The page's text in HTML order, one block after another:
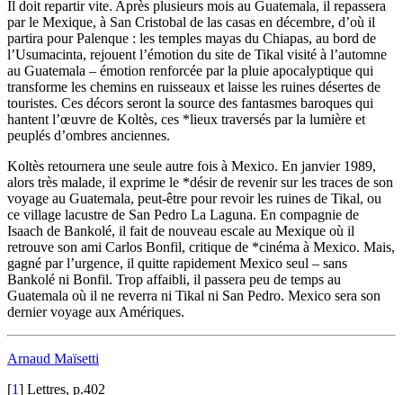
Il doit repartir vite. Après plusieurs mois au Guatemala, il repassera
par le Mexique, à San Cristobal de las casas en décembre, d’où il
partira pour Palenque : les temples mayas du Chiapas, au bord de
l’Usumacinta, rejouent l’émotion du site de Tikal visité à l’automne
au Guatemala – émotion renforcée par la pluie apocalyptique qui
transforme les chemins en ruisseaux et laisse les ruines désertes de
touristes. Ces décors seront la source des fantasmes baroques qui
hantent l’œuvre de Koltès, ces *lieux traversés par la lumière et
peuplés d’ombres anciennes.
Koltès retournera une seule autre fois à Mexico. En janvier 1989,
alors très malade, il exprime le *désir de revenir sur les traces de son
voyage au Guatemala, peut-être pour revoir les ruines de Tikal, ou
ce village lacustre de San Pedro La Laguna. En compagnie de
Isaach de Bankolé, il fait de nouveau escale au Mexique où il
retrouve son ami Carlos Bonfil, critique de *cinéma à Mexico. Mais,
gagné par l’urgence, il quitte rapidement Mexico seul – sans
Bankolé ni Bonfil. Trop affaibli, il passera peu de temps au
Guatemala où il ne reverra ni Tikal ni San Pedro. Mexico sera son
dernier voyage aux Amériques.
Arnaud Maïsetti
[1] Lettres, p.402